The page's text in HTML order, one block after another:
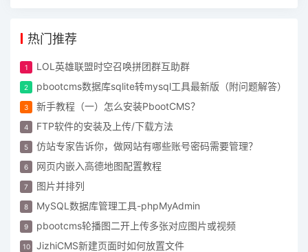
热门推荐
LOL英雄联盟时空召唤拼团群互助群
pbootcms数据库sqlite转mysql工具最新版（附问题解答）
新手教程（一）怎么安装PbootCMS？
FTP软件的安装及上传/下载方法
仿站专家告诉你，做网站有哪些账号密码需要管理？
网页内嵌入高德地图配置教程
图片并排列
MySQL数据库管理工具-phpMyAdmin
pbootcms轮播图二开上传多张对应图片或视频
JizhiCMS新建页面时如何放置文件